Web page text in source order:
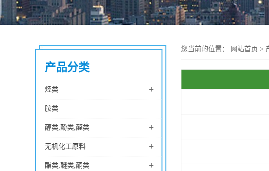
产品分类
烃类 +
胺类
醇类,酚类,醛类 +
无机化工原料 +
酯类,醚类,酮类 +
您当前的位置： 网站首页 >